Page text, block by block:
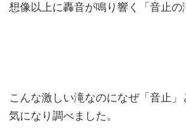
想像以上に轟音が鳴り響く「音止の
こんな激しい滝なのになぜ「音止」
気になり調べました。